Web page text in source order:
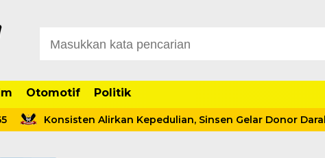
Otomotif Politik
Konsisten Alirkan Kepedulian, Sinsen Gelar Donor Darah ke-